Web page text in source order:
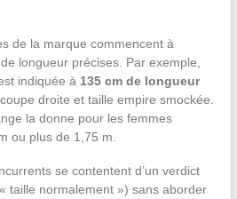
de la marque commencent à
longueur précises. Par exemple,
indiquée à 135 cm de longueur
droite et taille empire smockée.
la donne pour les femmes
ou plus de 1,75 m.
se contentent d’un verdict
taille normalement ») sans aborder